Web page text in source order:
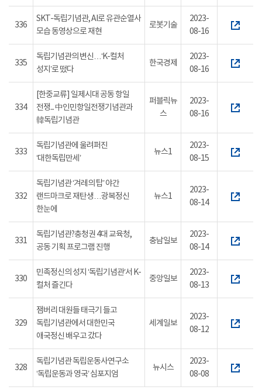
336
SKT-독립기념관, AI로 유관순열사
모습 동영상으로 재현
로봇기술
2023-
08-16
335
독립기념관의 변신…‘K-컬처
성지’로 떴다
한국경제
2023-
08-16
334
[한중교류] 일제시대 공동 항일
전쟁... 中인민항일전쟁기념관과
韓독립기념관
퍼블릭뉴
스
2023-
08-16
333
독립기념관에 울려퍼진
‘대한독립만세’
뉴스1
2023-
08-15
332
독립기념관 ‘겨레의 탑’ 야간
랜드마크로 재탄생…광복정신
한눈에
뉴스1
2023-
08-14
331
독립기념관?충청권 4대 교육청,
공동 기획 프로그램 진행
충남일보
2023-
08-14
330
민족정신의 성지 ‘독립기념관’서 K-
컬처 즐긴다
중앙일보
2023-
08-13
329
잼버리 대원들 태극기 들고
독립기념관에서 대한민국
애국정신 배우고 갔다
세계일보
2023-
08-12
328
독립기념관 독립운동사연구소
‘독립운동과 영국’ 심포지엄
뉴시스
2023-
08-08